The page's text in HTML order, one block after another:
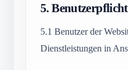
5.
5.1 Benutzer der
Dienstleistungen in